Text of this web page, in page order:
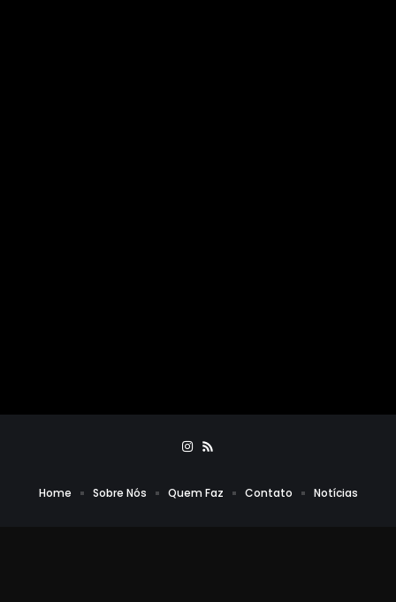
Home Sobre Nós Quem Faz Contato Notícias